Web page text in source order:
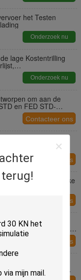
het Testen
Onderzoek nu
lage Kostentrilling
Onderzoek nu
om aan de
en FED STD-
en losproeven te
Contacteer ons
Contacteer ons
gebruikersvriendelijke
Contacteer ons
ISTA ISO en IEC
120 x 150 cm Tafel
Contacteer ons
voor
simulatietest voor